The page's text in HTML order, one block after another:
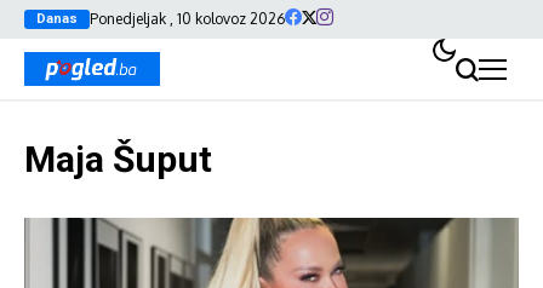
Danas Ponedjeljak , 10 kolovoz 2026
Maja Šuput